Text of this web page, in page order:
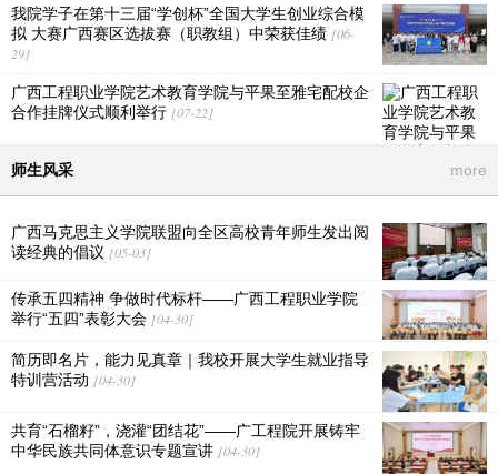
我院学子在第十三届“学创杯”全国大学生创业综合模
拟 大赛广西赛区选拔赛（职教组）中荣获佳绩 [06-
29]
广西工程职业学院艺术教育学院与平果至雅宅配校企
合作挂牌仪式顺利举行 [07-22]
师生风采 more
广西马克思主义学院联盟向全区高校青年师生发出阅
读经典的倡议 [05-03]
传承五四精神 争做时代标杆——广西工程职业学院
举行“五四”表彰大会 [04-30]
简历即名片，能力见真章｜我校开展大学生就业指导
特训营活动 [04-30]
共育“石榴籽”，浇灌“团结花”——广工程院开展铸牢
中华民族共同体意识专题宣讲 [04-30]